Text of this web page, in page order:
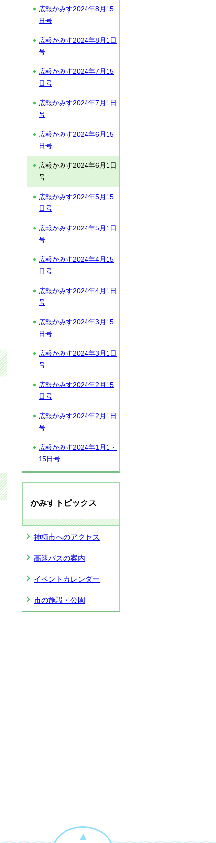
広報かみす2024年8月15
日号
広報かみす2024年8月1日
号
広報かみす2024年7月15
日号
広報かみす2024年7月1日
号
広報かみす2024年6月15
日号
広報かみす2024年6月1日
号
広報かみす2024年5月15
日号
広報かみす2024年5月1日
号
広報かみす2024年4月15
日号
広報かみす2024年4月1日
号
広報かみす2024年3月15
日号
広報かみす2024年3月1日
号
広報かみす2024年2月15
日号
広報かみす2024年2月1日
号
広報かみす2024年1月1・
15日号
かみすトピックス
神栖市へのアクセス
高速バスの案内
イベントカレンダー
市の施設・公園